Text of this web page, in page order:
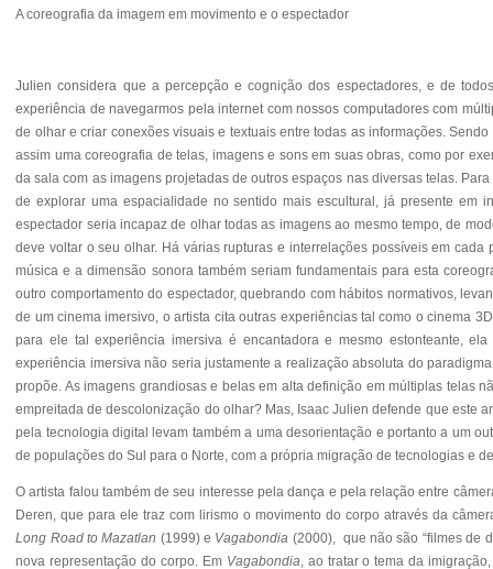
A coreografia da imagem em movimento e o espectador
Julien considera que a percepção e cognição dos espectadores, e de
experiência de navegarmos pela internet com nossos computadores com
de olhar e criar conexões visuais e textuais entre todas as informações.
assim uma coreografia de telas, imagens e sons em suas obras, como por
da sala com as imagens projetadas de outros espaços nas diversas telas.
de explorar uma espacialidade no sentido mais escultural, já presente em
espectador seria incapaz de olhar todas as imagens ao mesmo tempo, de
deve voltar o seu olhar. Há váriasrupturas e interrelações possíveis em
música e a dimensão sonora também seriam fundamentais para esta
outro comportamento do espectador, quebrando com hábitos normativos,
de um cinema imersivo, o artista cita outras experiências tal como o cinema
para ele tal experiência imersiva é encantadora e mesmo estonteante,
experiência imersiva não seria justamente a realização absoluta do
propõe. As imagens grandiosas e belas em alta definição em múltiplas telas
empreitada de descolonização do olhar? Mas, Isaac Julien defende que este
pela tecnologia digital levam também a uma desorientação e portanto a um
de populações do Sul para o Norte, com a própria migração de tecnologias e
O artista falou também de seu interesse pela dança e pela relação entre
Deren, que para ele traz com lirismo o movimento do corpo através da
Long Road to Mazatlan (1999) e Vagabondia (2000), que não são “filmes de
nova representação do corpo. Em Vagabondia , ao tratar o tema da